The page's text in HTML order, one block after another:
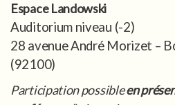
Espace Landowski
Auditorium niveau (-2)
28 avenue André Morizet –
(92100)
Participation possibleen